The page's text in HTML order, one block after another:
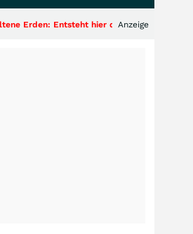
Entsteht hier die nächste Milliardenstory?
Anzeige